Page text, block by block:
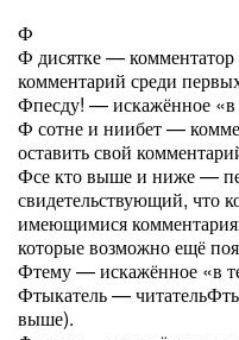
Ф
Ф дисятке — комментатор
комментарий среди
Фпесду! — искажённое «в
Ф сотне и ниибет —
оставить свой
Фсе кто выше и ниже —
свидетельствующий, что
имеющимися
которые возможно ещё
Фтему — искажённое «в
Фтыкатель —
выше).